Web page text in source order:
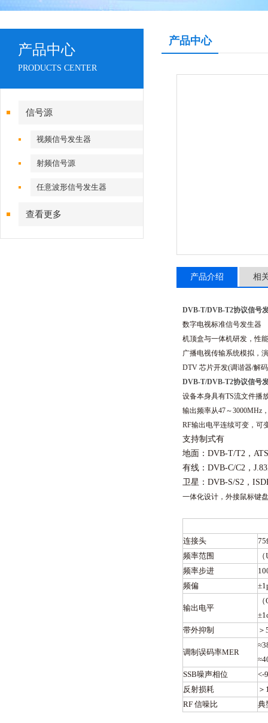
产品中心
PRODUCTS CENTER
信号源
视频信号发生器
射频信号源
任意波形信号发生器
查看更多
产品中心
产品介绍 相
DVB-T/DVB-T2协议信号
数字电视标准信号发生器
机顶盒与一体机研发，性
广播电视传输系统模拟，
DTV 芯片开发(调谐器/解
DVB-T/DVB-T2协议信号
设备本身具有TS流文件播
输出频率从47～3000MHz
RF输出电平连续可变，可
支持制式有
地面：DVB-T/T2，
有线：DVB-C/C2，
卫星：DVB-S/S2，
一体化设计，外接鼠标键
连接头
频率范围
频率步进
频偏
输出电平
±1
带外抑制
调制误码率MER
SSB噪声相位
<-
反射损耗
RF 信噪比
典